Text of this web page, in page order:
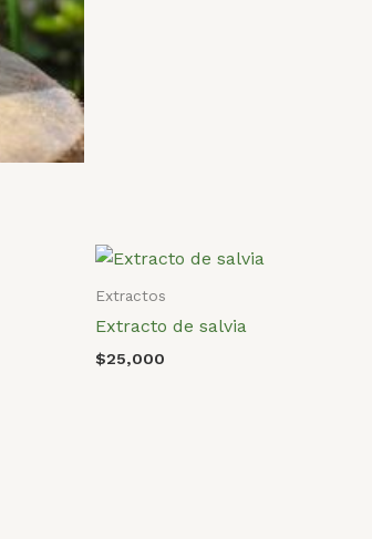
Extractos
Extracto de salvia
$25,000